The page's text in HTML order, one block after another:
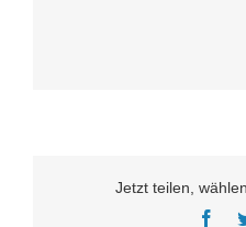
Jetzt teilen,